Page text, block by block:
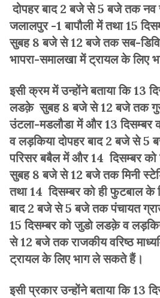
दोपहर बाद 2 बजे से 5 बजे तक नव
जलालपुर -1 बापौली में तथा 15
सुबह 8 बजे से 12 बजे तक सब-
भापरा-समालखा में ट्रायल के लिए
इसी क्रम में उन्होंने बताया कि 13
लडक़े सुबह 8 बजे से 12 बजे तक
उंटला-मडलौडा में और 13 दिसम्बर
व लड़किया दोपहर बाद 2 बजे से 5
परिसर बबैल में और 14 दिसम्बर
सुबह 8 बजे से 12 बजे तक मिनी
तथा 14 दिसम्बर को ही फुटबाल के
बाद 2 बजे से 5 बजे तक पंचायत
15 दिसम्बर को जुडो लडक़े व
से 12 बजे तक राजकीय वरिष्ठ
ट्रायल के लिए भाग ले सकते हैं।
इसी प्रकार उन्होंने बताया कि 13